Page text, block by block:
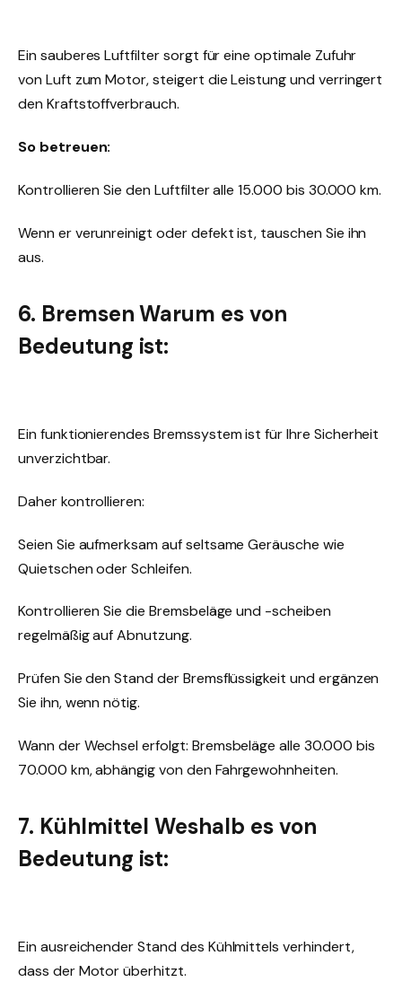
Ein sauberes Luftfilter sorgt für eine optimale Zufuhr
von Luft zum Motor, steigert die Leistung und verringert
den Kraftstoffverbrauch.
So betreuen:
Kontrollieren Sie den Luftfilter alle 15.000 bis 30.000 km.
Wenn er verunreinigt oder defekt ist, tauschen Sie ihn
aus.
6. Bremsen Warum es von
Bedeutung ist:
Ein funktionierendes Bremssystem ist für Ihre Sicherheit
unverzichtbar.
Daher kontrollieren:
Seien Sie aufmerksam auf seltsame Geräusche wie
Quietschen oder Schleifen.
Kontrollieren Sie die Bremsbeläge und -scheiben
regelmäßig auf Abnutzung.
Prüfen Sie den Stand der Bremsflüssigkeit und ergänzen
Sie ihn, wenn nötig.
Wann der Wechsel erfolgt: Bremsbeläge alle 30.000 bis
70.000 km, abhängig von den Fahrgewohnheiten.
7. Kühlmittel Weshalb es von
Bedeutung ist:
Ein ausreichender Stand des Kühlmittels verhindert,
dass der Motor überhitzt.